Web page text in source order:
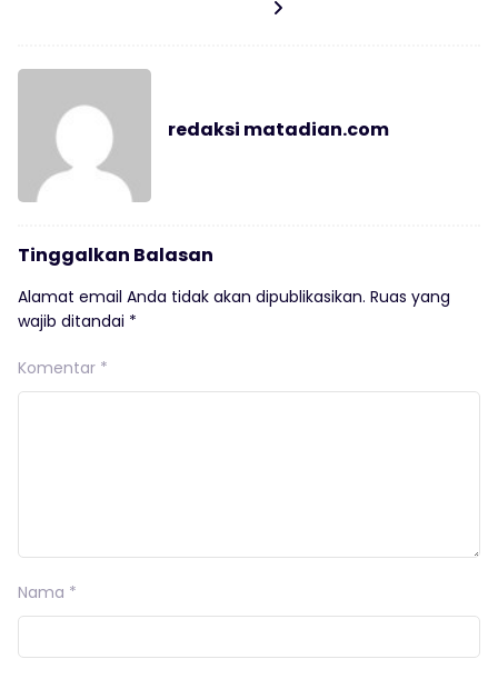
redaksi matadian.com
Tinggalkan Balasan
Alamat email Anda tidak akan dipublikasikan. Ruas yang
wajib ditandai *
Komentar *
Nama *